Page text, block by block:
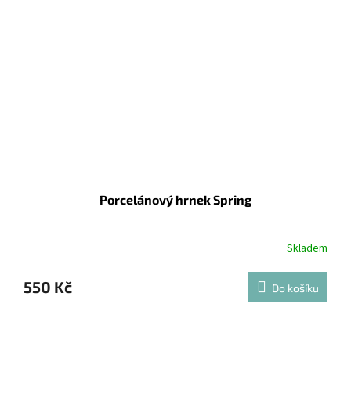
Porcelánový hrnek Spring
Skladem
550 Kč Do košíku